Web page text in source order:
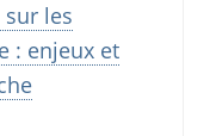
sur les
: enjeux et